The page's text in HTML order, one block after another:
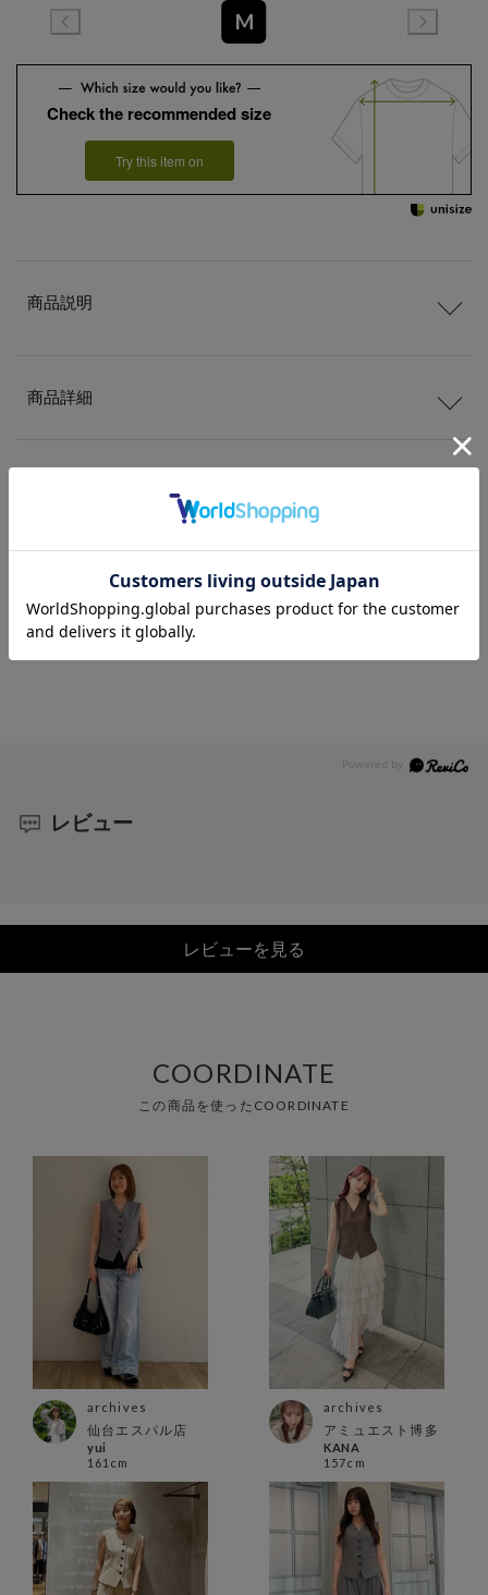
M
Check the recommended size
Try this item on
について
商品説明
商品詳細
レビュー
レビューを見る
COORDINATE
この商品を使ったCOORDINATE
archives
仙台エスパル店
yui
161cm
archives
アミュエスト博多
KANA
157cm